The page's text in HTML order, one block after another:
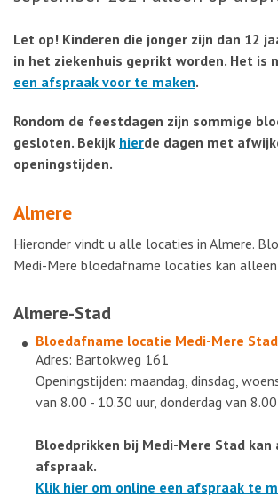
Let op! Kinderen die jonger zijn dan 12
in het ziekenhuis geprikt worden. Het is
een afspraak voor te maken.
Rondom de feestdagen zijn sommige
gesloten. Bekijk hierde dagen met
openingstijden.
Almere
Hieronder vindt u alle locaties in Almere.
Medi-Mere bloedafname locaties kan
Almere-Stad
Bloedafname locatie Medi-Mere Stad
Adres: Bartokweg 161
Openingstijden: maandag, dinsdag,
van 8.00 - 10.30 uur, donderdag van
Bloedprikken bij Medi-Mere Stad kan
afspraak.
Klik hier om online een afspraak te